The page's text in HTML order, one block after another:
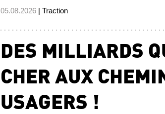
05.08.2026 | Traction
DES MILLIARDS
CHER AUX
USAGERS !